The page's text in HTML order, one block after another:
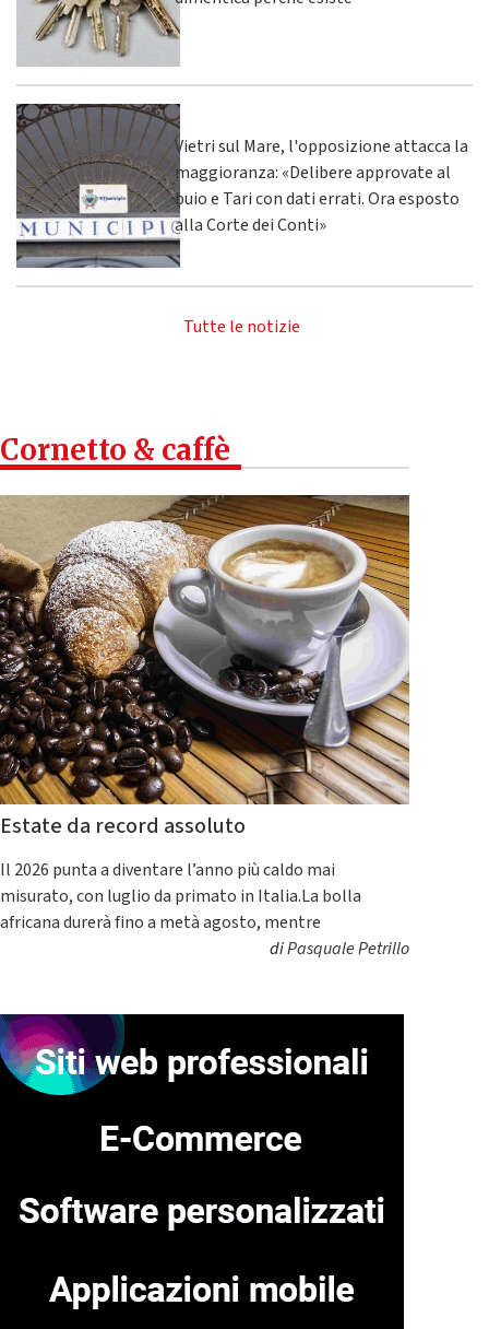
Vietri sul Mare, l'opposizione attacca la
maggioranza: «Delibere approvate al
buio e Tari con dati errati. Ora esposto
alla Corte dei Conti»
Tutte le notizie
Cornetto & caffè
Estate da record assoluto
Il 2026 punta a diventare l’anno più caldo mai
misurato, con luglio da primato in Italia.La bolla
africana durerà fino a metà agosto, mentre
diPasquale Petrillo